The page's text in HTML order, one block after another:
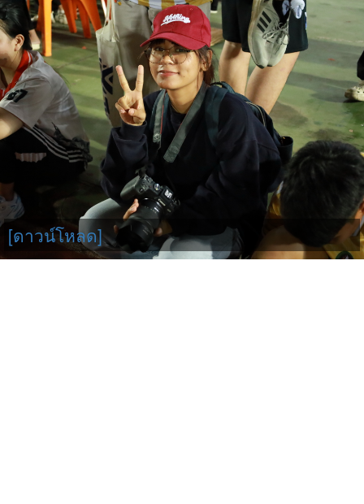
[ดาวน์โหลด]